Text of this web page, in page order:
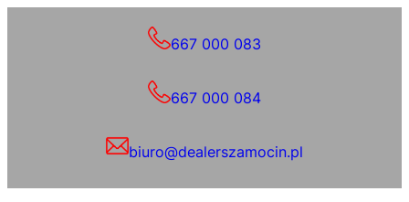
667 000 083
667 000 084
biuro@dealerszamocin.pl